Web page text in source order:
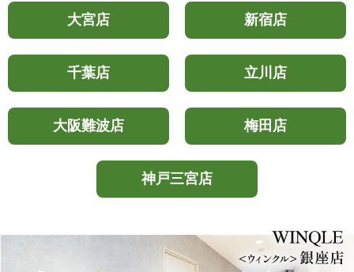
大宮店 新宿店
千葉店 立川店
大阪難波店 梅田店
神戸三宮店